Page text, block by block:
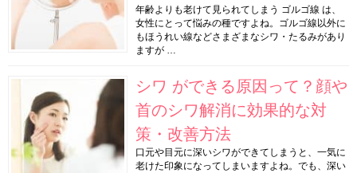
年齢よりも老けて見られてしまう ゴルゴ線 は、
女性にとって悩みの種ですよね。ゴルゴ線以外に
もほうれい線などさまざまなシワ・たるみがあり
ますが …
シワ ができる原因って？顔や
首のシワ解消に効果的な対
策・改善方法
口元や目元に深いシワができてしまうと、一気に
老けた印象になってしまいますよね。でも、深い